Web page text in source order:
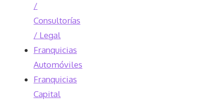
/
Consultorías
/ Legal
Franquicias
Automóviles
Franquicias
Capital